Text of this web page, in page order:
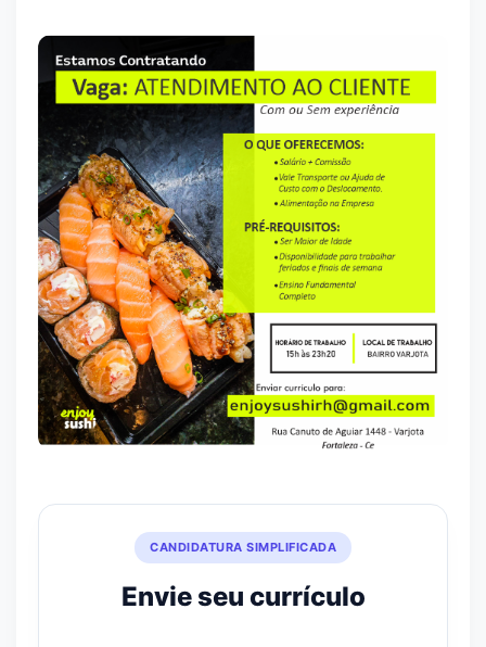
CANDIDATURA SIMPLIFICADA
Envie seu currículo